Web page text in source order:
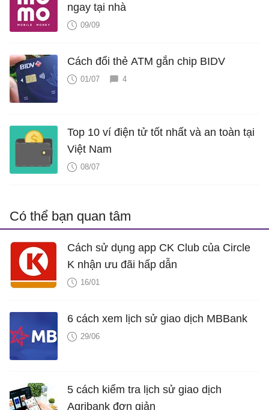
ngay tại nhà
09/09
Cách đổi thẻ ATM gắn chip BIDV
01/07 4
Top 10 ví điện tử tốt nhất và an toàn tại
Việt Nam
08/07
Có thể bạn quan tâm
Cách sử dụng app CK Club của Circle
K nhận ưu đãi hấp dẫn
16/01
6 cách xem lịch sử giao dịch MBBank
29/06
5 cách kiểm tra lịch sử giao dịch
Agribank đơn giản